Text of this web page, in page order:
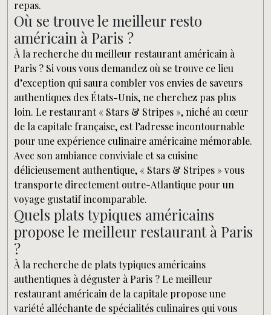
repas.
Où se trouve le meilleur resto
américain à Paris ?
À la recherche du meilleur restaurant américain à
Paris ? Si vous vous demandez où se trouve ce lieu
d’exception qui saura combler vos envies de saveurs
authentiques des États-Unis, ne cherchez pas plus
loin. Le restaurant « Stars & Stripes », niché au cœur
de la capitale française, est l’adresse incontournable
pour une expérience culinaire américaine mémorable.
Avec son ambiance conviviale et sa cuisine
délicieusement authentique, « Stars & Stripes » vous
transporte directement outre-Atlantique pour un
voyage gustatif incomparable.
Quels plats typiques américains
propose le meilleur restaurant à Paris
?
À la recherche de plats typiques américains
authentiques à déguster à Paris ? Le meilleur
restaurant américain de la capitale propose une
variété alléchante de spécialités culinaires qui vous